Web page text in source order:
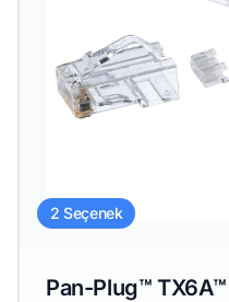
2 Seçenek
Pan-Plug™